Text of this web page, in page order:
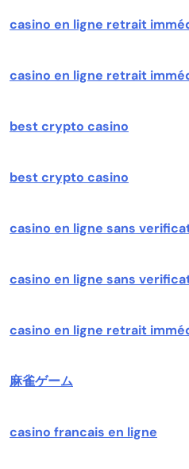
casino en ligne retrait
casino en ligne retrait
best crypto casino
best crypto casino
casino en ligne sans
casino en ligne sans
casino en ligne retrait
麻雀ゲーム
casino francais en ligne